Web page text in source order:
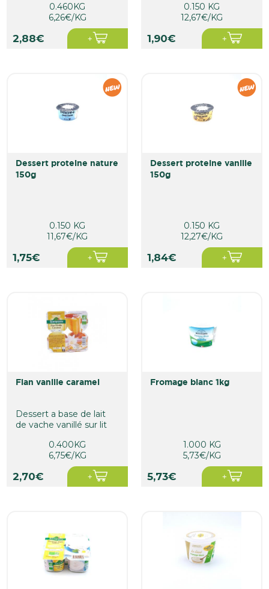
chocolatée avec sa...
0.460KG
6,26€/KG
2,88€
0.150 KG
12,67€/KG
1,90€
dessert proteine nature
150g
0.150 KG
11,67€/KG
1,75€
dessert proteine vanille
150g
0.150 KG
12,27€/KG
1,84€
flan vanille caramel
Dessert a base de lait
de vache vanillé sur lit
0.400KG
6,75€/KG
2,70€
fromage blanc 1kg
1.000 KG
5,73€/KG
5,73€